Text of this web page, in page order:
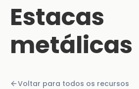
Estacas
metálicas
Voltar para todos os recursos